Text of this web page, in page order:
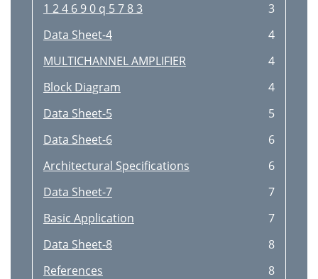
1 2 4 6 9 0 q 5 7 8 3
3
Data Sheet-4
4
MULTICHANNEL AMPLIFIER
4
Block Diagram
4
Data Sheet-5
5
Data Sheet-6
6
Architectural Speciﬁcations
6
Data Sheet-7
7
Basic Application
7
Data Sheet-8
8
References
8